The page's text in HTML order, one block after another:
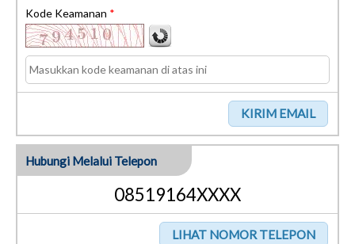
Kode Keamanan *
Hubungi Melalui Telepon
08519164XXXX